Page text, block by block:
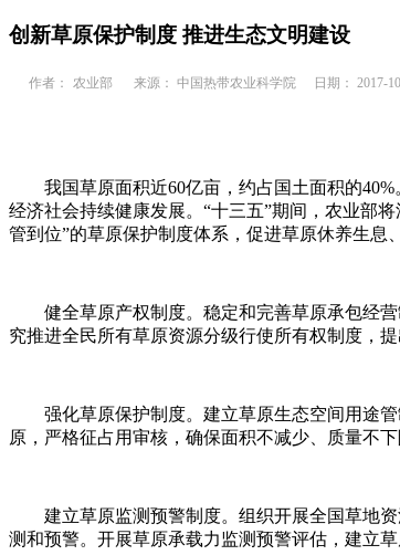
创新草原保护制度 推进生态文明建设
作者： 农业部 来源： 中国热带农业科学院 日期： 2017-
我国草原面积近60亿亩，约占国土面积的40%
经济社会持续健康发展。“十三五”期间，农业部
管到位”的草原保护制度体系，促进草原休养生息
健全草原产权制度。稳定和完善草原承包经营
究推进全民所有草原资源分级行使所有权制度，
强化草原保护制度。建立草原生态空间用途管
原，严格征占用审核，确保面积不减少、质量不
建立草原监测预警制度。组织开展全国草地资
测和预警。开展草原承载力监测预警评估，建立